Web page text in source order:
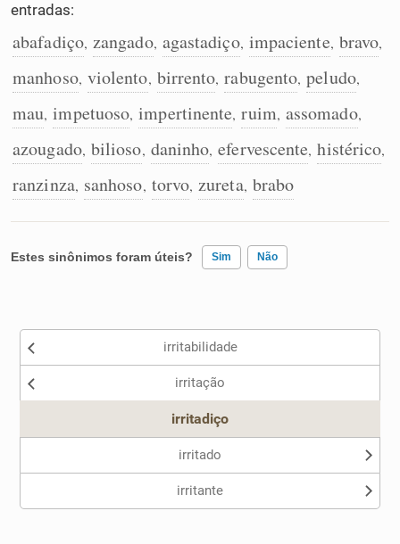
Dicionário
entradas:
abafadiço, zangado, agastadiço, impaciente, bravo,
manhoso, violento, birrento, rabugento, peludo,
mau, impetuoso, impertinente, ruim, assomado,
azougado, bilioso, daninho, efervescente, histérico,
ranzinza, sanhoso, torvo, zureta, brabo
Estes sinônimos foram úteis? Sim Não
Nenhum dos sinônimos apresentados me ajudou
irritabilidade
irritação
irritadiço
irritado
irritante